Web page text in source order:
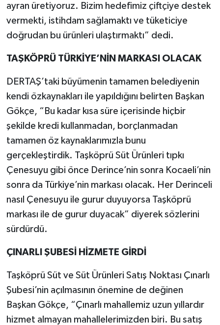
ayran üretiyoruz. Bizim hedefimiz çiftçiye destek
vermekti, istihdam sağlamaktı ve tüketiciye
doğrudan bu ürünleri ulaştırmaktı” dedi.
TAŞKÖPRÜ TÜRKİYE’NİN MARKASI OLACAK
DERTAŞ’taki büyümenin tamamen belediyenin
kendi özkaynakları ile yapıldığını belirten Başkan
Gökçe, “Bu kadar kısa süre içerisinde hiçbir
şekilde kredi kullanmadan, borçlanmadan
tamamen öz kaynaklarımızla bunu
gerçekleştirdik. Taşköprü Süt Ürünleri tıpkı
Çenesuyu gibi önce Derince’nin sonra Kocaeli’nin
sonra da Türkiye’nin markası olacak. Her Derinceli
nasıl Çenesuyu ile gurur duyuyorsa Taşköprü
markası ile de gurur duyacak” diyerek sözlerini
sürdürdü.
ÇINARLI ŞUBESİ HİZMETE GİRDİ
Taşköprü Süt ve Süt Ürünleri Satış Noktası Çınarlı
Şubesi’nin açılmasının önemine de değinen
Başkan Gökçe, “Çınarlı mahallemiz uzun yıllardır
hizmet almayan mahallelerimizden biri. Bu satış